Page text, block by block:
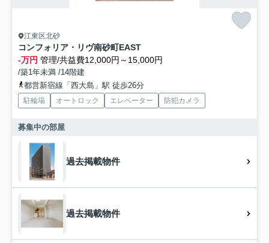
江東区北砂
コンフォリア・リヴ南砂町EAST
-万円 管理/共益費12,000円～15,000円
/築1年未満 /14階建
都営新宿線「西大島」駅 徒歩26分
駐輪場 オートロック エレベーター 防犯カメラ
募集中の部屋
過去掲載物件
過去掲載物件